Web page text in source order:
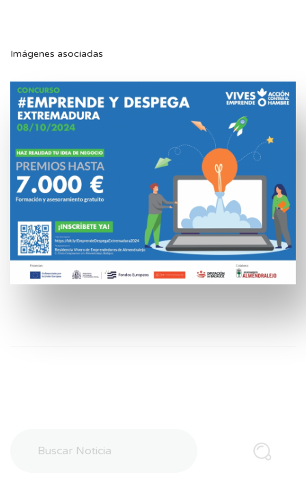
Imágenes asociadas